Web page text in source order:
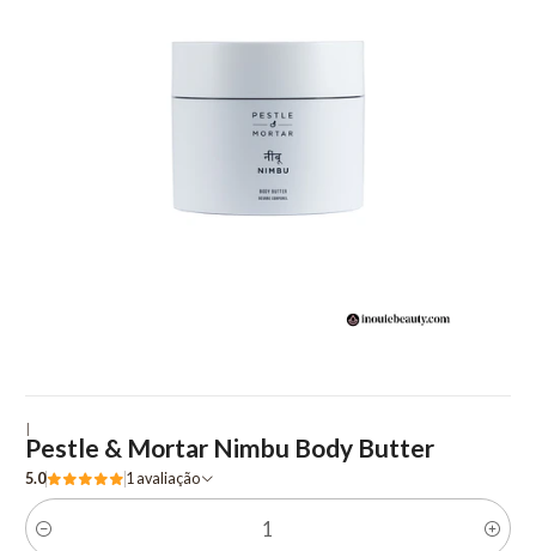
|
Pestle & Mortar Nimbu Body Butter
5.0 1 avaliação
Quantidade